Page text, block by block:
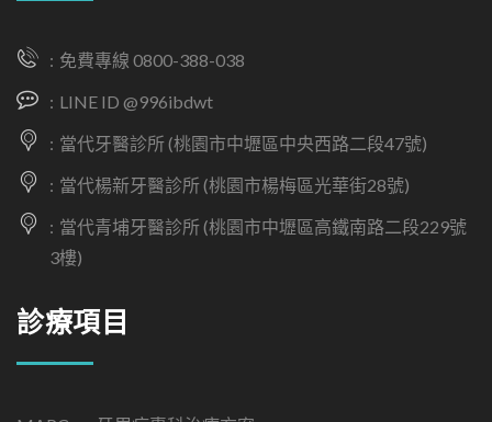
免費專線 0800-388-038
LINE ID @996ibdwt
當代牙醫診所 (桃園市中壢區中央西路二段47號)
當代楊新牙醫診所 (桃園市楊梅區光華街28號)
當代青埔牙醫診所 (桃園市中壢區高鐵南路二段229號
3樓)
診療項目